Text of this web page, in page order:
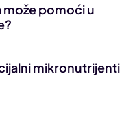
može pomoći u
mikronutrijenti